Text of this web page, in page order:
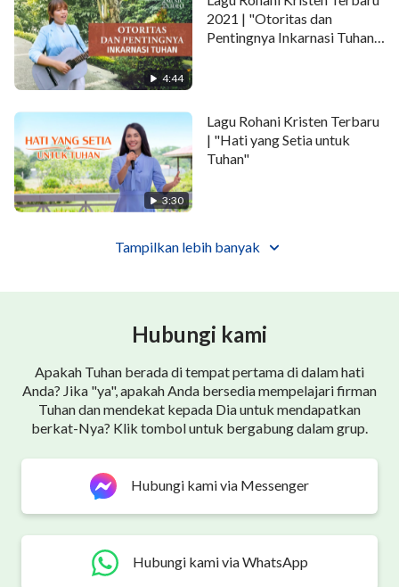
Ikuti-Mu dalam kasih, ku dekat dengan-Mu,
rasa bahagia Kau dan aku.
Tahu kehendak-Mu, hanya mematuhi-Mu,
tidak mau tak patuh pada-Mu.
'Kan hidup di hadapan-Mu lebih dari sebelumnya,
tak dapat jauh dari-Mu lagi.
Ku ingin Kau jadi hidupku. Ku biarkan Kau ambil
hatiku.
Oh! Aku mengasihi-Mu. Ku sudah ditaklukkan kasih-
Aku beruntung telah dilengkapi. 'Tuk puaskan hati-
4:44
2021 | "Otoritas dan
Pentingnya Inkarnasi Tuhan"
3:30
Lagu Rohani Kristen Terbaru
| "Hati yang Setia untuk
Tuhan"
Tampilkan lebih banyak
Hubungi kami
Apakah Tuhan berada di tempat pertama di dalam hati
Anda? Jika "ya", apakah Anda bersedia mempelajari firman
Tuhan dan mendekat kepada Dia untuk mendapatkan
berkat-Nya? Klik tombol untuk bergabung dalam grup.
Hubungi kami via Messenger
Hubungi kami via WhatsApp